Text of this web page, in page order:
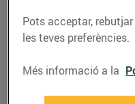
Els clients
més de 45.698€ per
solidari.
Pots acceptar,
les teves preferències.
Més informació a la